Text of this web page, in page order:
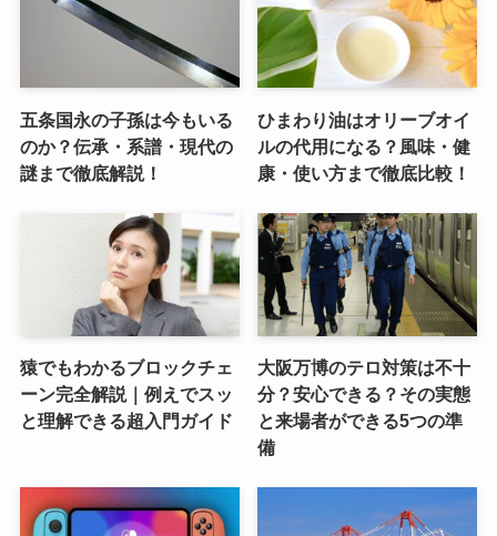
五条国永の子孫は今もいる
のか？伝承・系譜・現代の
謎まで徹底解説！
ひまわり油はオリーブオイ
ルの代用になる？風味・健
康・使い方まで徹底比較！
猿でもわかるブロックチェ
ーン完全解説｜例えでスッ
と理解できる超入門ガイド
大阪万博のテロ対策は不十
分？安心できる？その実態
と来場者ができる5つの準
備